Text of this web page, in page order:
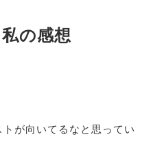
の感想
が向いてるなと思ってい